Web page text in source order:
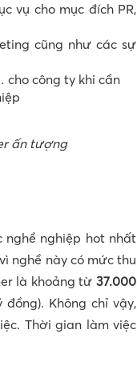
vụ cho mục đích PR,
cũng như các sự
công ty khi cần
ấn tượng
nghề nghiệp hot nhất
nghề này có mức thu
là khoảng từ 37.000
Không chỉ vậy,
Thời gian làm việc